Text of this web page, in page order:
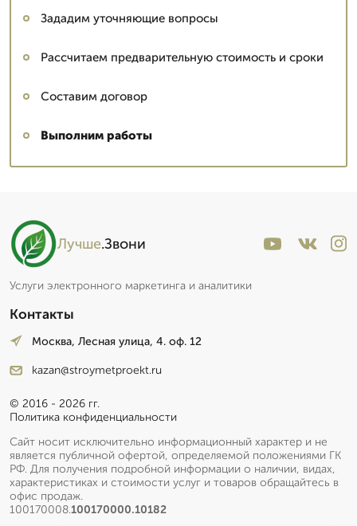
Зададим уточняющие вопросы
Рассчитаем предварительную стоимость и сроки
Составим договор
Выполним работы
Лучше.Звони
Услуги электронного маркетинга и аналитики
Контакты
Москва, Лесная улица, 4. оф. 12
kazan@stroymetproekt.ru
© 2016 - 2026 гг.
Политика конфиденциальности
Сайт носит исключительно информационный характер и не
является публичной офертой, определяемой положениями ГК
РФ. Для получения подробной информации о наличии, видах,
характеристиках и стоимости услуг и товаров обращайтесь в
офис продаж.
100170008.100170000.10182